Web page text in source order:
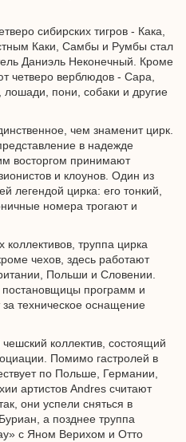
сибирских тигров - Кака,
Каки, Самбы и Румбы стал
Даниэль Неконечный. Кроме
четверо верблюдов - Сара,
пони, собаки и другие
чем знаменит цирк.
в надежде
восторгом принимают
и клоунов. Один из
легендой цирка: его тонкий,
номера трогают и
труппа цирка
чехов, здесь работают
Польши и Словении.
программ и
техническое оснащение
коллектив, состоящий
Помимо гастролей в
по Польше, Германии,
артистов Andres считают
они успели сняться в
а позднее труппа
с Яном Верихом и Отто